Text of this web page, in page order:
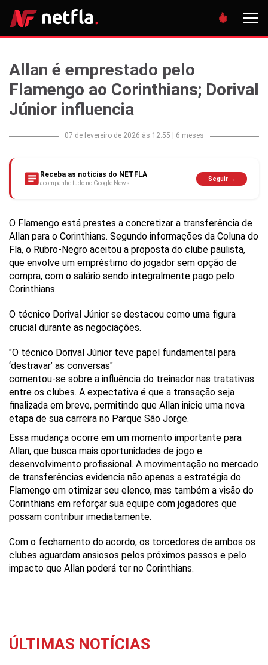
Allan é emprestado pelo
Flamengo ao Corinthians; Dorival
Júnior influencia
07 de fevereiro de 2026 às 12:55 6 meses
Receba as notícias do NETFLA
acompanhe tudo no Google News
Seguir →
O Flamengo está prestes a concretizar a transferência de
Allan para o Corinthians. Segundo informações da Coluna do
Fla, o Rubro-Negro aceitou a proposta do clube paulista,
que envolve um empréstimo do jogador sem opção de
compra, com o salário sendo integralmente pago pelo
Corinthians.
O técnico Dorival Júnior se destacou como uma figura
crucial durante as negociações.
"O técnico Dorival Júnior teve papel fundamental para
‘destravar’ as conversas"
comentou-se sobre a influência do treinador nas tratativas
entre os clubes. A expectativa é que a transação seja
finalizada em breve, permitindo que Allan inicie uma nova
etapa de sua carreira no Parque São Jorge.
Essa mudança ocorre em um momento importante para
Allan, que busca mais oportunidades de jogo e
desenvolvimento profissional. A movimentação no mercado
de transferências evidencia não apenas a estratégia do
Flamengo em otimizar seu elenco, mas também a visão do
Corinthians em reforçar sua equipe com jogadores que
possam contribuir imediatamente.
Com o fechamento do acordo, os torcedores de ambos os
clubes aguardam ansiosos pelos próximos passos e pelo
impacto que Allan poderá ter no Corinthians.
ÚLTIMAS NOTÍCIAS